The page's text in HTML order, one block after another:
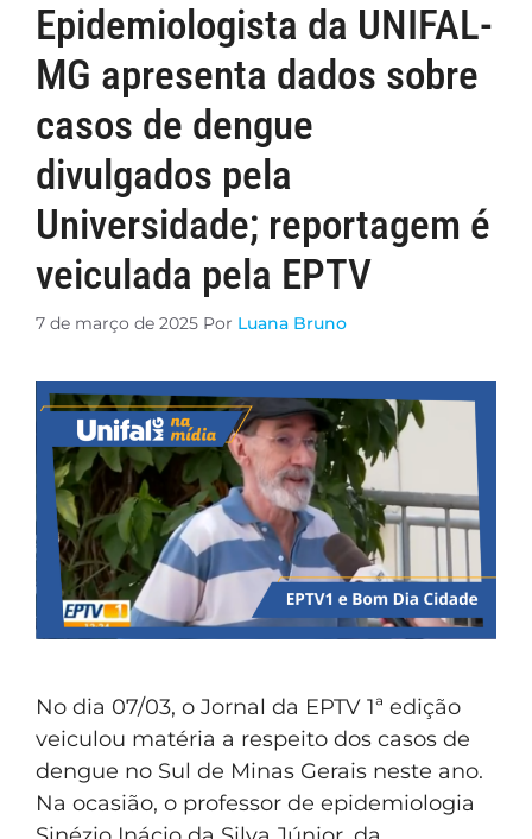
Epidemiologista da UNIFAL-
MG apresenta dados sobre
casos de dengue
divulgados pela
Universidade; reportagem é
veiculada pela EPTV
7 de março de 2025 Por Luana Bruno
No dia 07/03, o Jornal da EPTV 1ª edição
veiculou matéria a respeito dos casos de
dengue no Sul de Minas Gerais neste ano.
Na ocasião, o professor de epidemiologia